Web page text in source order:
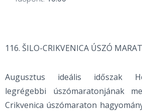
116. ŠILO-CRIKVENICA ÚSZÓ
Augusztus ideális időszak
legrégebbi úszómaratonjának
Crikvenica úszómaraton